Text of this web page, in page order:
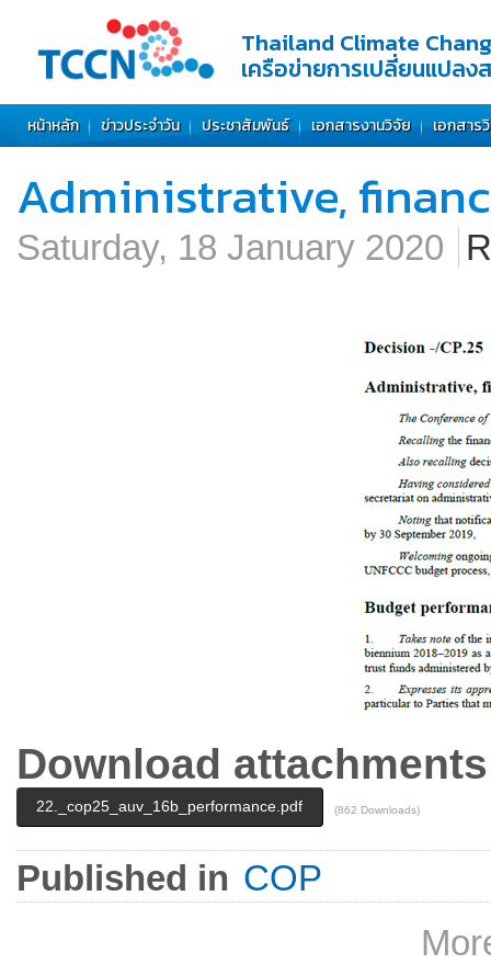
Thailand Climate
เครือข่ายการเปลี่ยนแปลง
หน้าหลัก ข่าวประจำวัน ประชาสัมพันธ์ เอกสารงานวิจัย เอกสาร
Administrative,
Saturday, 18 January 2020
Download
22._cop25_auv_16b_performance.pdf (862 Downloads)
Published in COP